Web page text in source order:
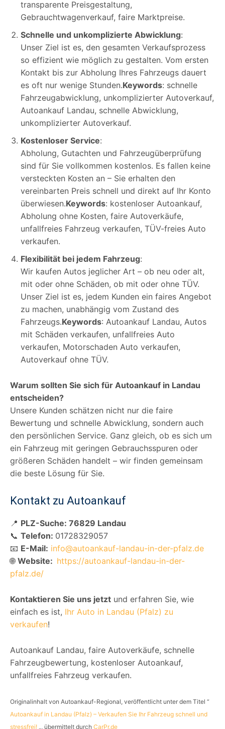
transparente Preisgestaltung,
Gebrauchtwagenverkauf, faire Marktpreise.
Schnelle und unkomplizierte Abwicklung:
Unser Ziel ist es, den gesamten Verkaufsprozess
so effizient wie möglich zu gestalten. Vom ersten
Kontakt bis zur Abholung Ihres Fahrzeugs dauert
es oft nur wenige Stunden.Keywords: schnelle
Fahrzeugabwicklung, unkomplizierter Autoverkauf,
Autoankauf Landau, schnelle Abwicklung,
unkomplizierter Autoverkauf.
Kostenloser Service:
Abholung, Gutachten und Fahrzeugüberprüfung
sind für Sie vollkommen kostenlos. Es fallen keine
versteckten Kosten an – Sie erhalten den
vereinbarten Preis schnell und direkt auf Ihr Konto
überwiesen.Keywords: kostenloser Autoankauf,
Abholung ohne Kosten, faire Autoverkäufe,
unfallfreies Fahrzeug verkaufen, TÜV-freies Auto
verkaufen.
Flexibilität bei jedem Fahrzeug:
Wir kaufen Autos jeglicher Art – ob neu oder alt,
mit oder ohne Schäden, ob mit oder ohne TÜV.
Unser Ziel ist es, jedem Kunden ein faires Angebot
zu machen, unabhängig vom Zustand des
Fahrzeugs.Keywords: Autoankauf Landau, Autos
mit Schäden verkaufen, unfallfreies Auto
verkaufen, Motorschaden Auto verkaufen,
Autoverkauf ohne TÜV.
Warum sollten Sie sich für Autoankauf in Landau
entscheiden?
Unsere Kunden schätzen nicht nur die faire
Bewertung und schnelle Abwicklung, sondern auch
den persönlichen Service. Ganz gleich, ob es sich um
ein Fahrzeug mit geringen Gebrauchsspuren oder
größeren Schäden handelt – wir finden gemeinsam
die beste Lösung für Sie.
Kontakt zu Autoankauf
📍 PLZ-Suche: 76829 Landau
📞 Telefon: 01728329057
📧 E-Mail: info@autoankauf-landau-in-der-pfalz.de
🌐 Website: https://autoankauf-landau-in-der-
pfalz.de/
Kontaktieren Sie uns jetzt und erfahren Sie, wie
einfach es ist, Ihr Auto in Landau (Pfalz) zu
verkaufen!
Autoankauf Landau, faire Autoverkäufe, schnelle
Fahrzeugbewertung, kostenloser Autoankauf,
unfallfreies Fahrzeug verkaufen.
Originalinhalt von Autoankauf-Regional, veröffentlicht unter dem Titel “
Autoankauf in Landau (Pfalz) – Verkaufen Sie Ihr Fahrzeug schnell und
stressfrei! „, übermittelt durch CarPr.de